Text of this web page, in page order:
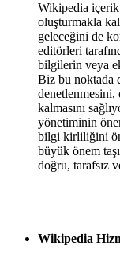
Wikipedia
oluşturmakla
geleceğini de
editörleri
bilgilerin veya
Biz bu noktada
denetlenmesini,
kalmasını
yönetiminin
bilgi kirliliğini
büyük önem
doğru, tarafsız
Wikipedia